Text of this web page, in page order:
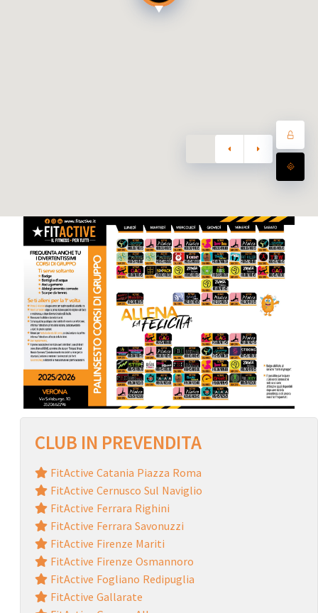
CLUB IN PREVENDITA
FitActive Catania Piazza Roma
FitActive Cernusco Sul Naviglio
FitActive Ferrara Righini
FitActive Ferrara Savonuzzi
FitActive Firenze Mariti
FitActive Firenze Osmannoro
FitActive Fogliano Redipuglia
FitActive Gallarate